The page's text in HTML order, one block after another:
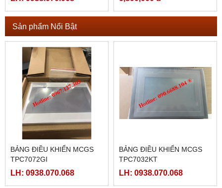
Sản phẩm Nổi Bật
BẢNG ĐIỀU KHIỂN MCGS
TPC7072GI
LH: 0938.070.068
BẢNG ĐIỀU KHIỂN MCGS
TPC7032KT
LH: 0938.070.068